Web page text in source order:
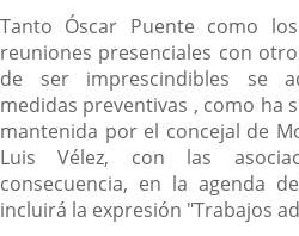
Tanto Óscar Puente como
reuniones presenciales con
de ser imprescindibles se
medidas preventivas , como ha
mantenida por el concejal de
Luis Vélez, con las
consecuencia, en la agenda
incluirá la expresión "Trabajos